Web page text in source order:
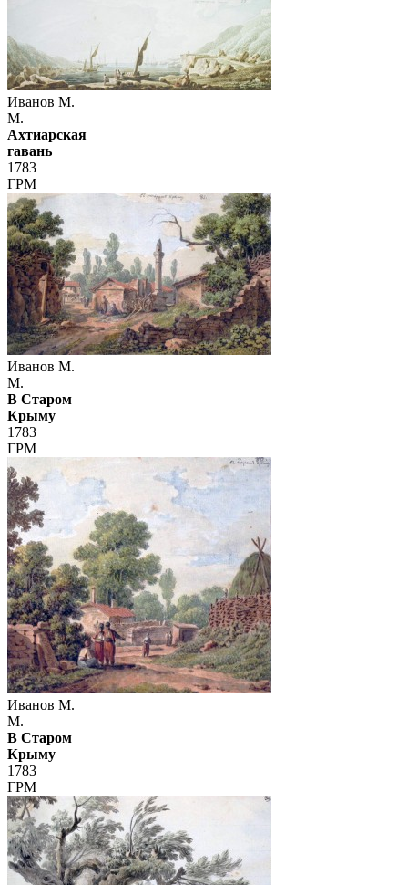
Иванов М.
М.
Ахтиарская
гавань
1783
ГРМ
Иванов М.
М.
В Старом
Крыму
1783
ГРМ
Иванов М.
М.
В Старом
Крыму
1783
ГРМ